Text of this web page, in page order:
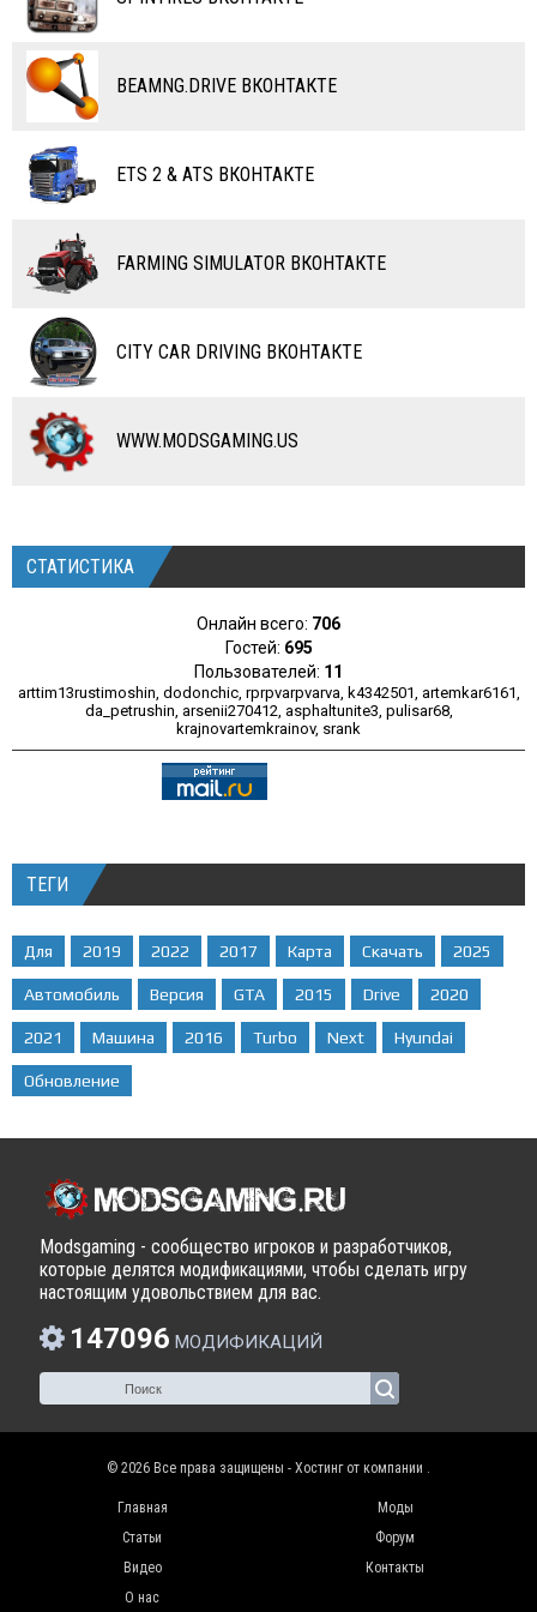
ПОЕЗДА
ВОДНЫЙ ТРАНСПОРТ
САМОЛЕТЫ
RC ТРАНСПОРТ
КАРТЫ
ЧИТЫ
ПРОГРАММЫ
РАЗНОЕ
BEAMNG.DRIVE ВКОНТАКТЕ
ETS 2 & ATS ВКОНТАКТЕ
FARMING SIMULATOR ВКОНТАКТЕ
CITY CAR DRIVING ВКОНТАКТЕ
WWW.MODSGAMING.US
СТАТИСТИКА
Онлайн всего: 706
Гостей: 695
Пользователей: 11
arttim13rustimoshin, dodonchic, rprpvarpvarva, k4342501, artemkar6161,
da_petrushin, arsenii270412, asphaltunite3, pulisar68,
krajnovartemkrainov, srank
ТЕГИ
Для 2019 2022 2017 Карта Скачать 2025
Автомобиль Версия GTA 2015 Drive 2020
2021 Машина 2016 Turbo Next Hyundai
Обновление
Modsgaming - сообщество игроков и разработчиков,
которые делятся модификациями, чтобы сделать игру
настоящим удовольствием для вас.
147096 МОДИФИКАЦИЙ
© 2026 Все права защищены - Хостинг от компании .
Главная
Моды
Статьи
Форум
Видео
Контакты
О нас